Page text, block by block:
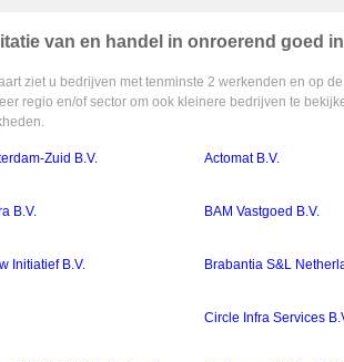
van en handel in onroerend goed
ziet u bedrijven met tenminste 2 werkenden en op
regio en/of sector om ook kleinere bedrijven te
Zuid B.V. Actomat B.V.
B.V. BAM Vastgoed B.V.
Initiatief B.V. Brabantia S&L
Circle Infra Services